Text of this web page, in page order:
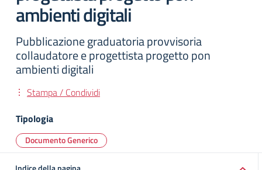
ambienti digitali
Pubblicazione graduatoria provvisoria
collaudatore e progettista progetto pon
ambienti digitali
Stampa / Condividi
Tipologia
Documento Generico